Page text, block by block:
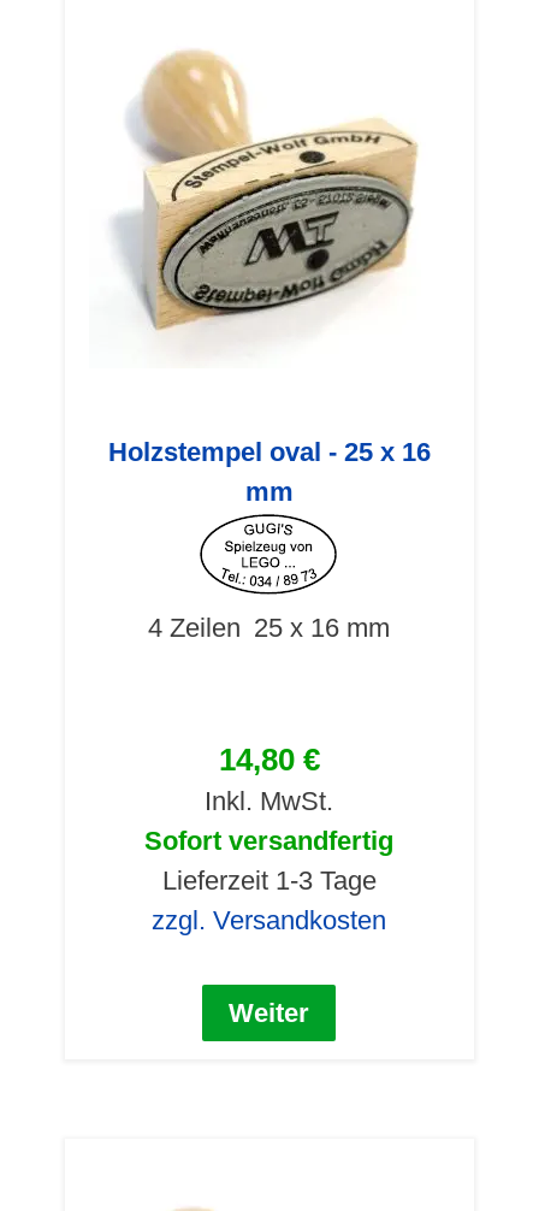
Holzstempel oval - 25 x 16
mm
4 Zeilen 25 x 16 mm
14,80 €
Inkl. MwSt.
Sofort versandfertig
Lieferzeit 1-3 Tage
zzgl. Versandkosten
Weiter